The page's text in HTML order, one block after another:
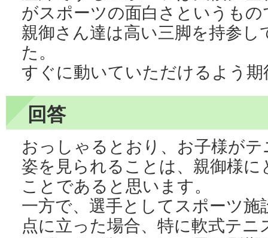
がスポーツの面白さというもの
親御さん達は高い三脚を持参
た。
すぐに動いていただけるよう
回答
おっしゃるとおり、お子様が
姿を見られることは、親御様
ことであると思います。
一方で、選手としてスポーツ
点に立った場合、特に軟式テ